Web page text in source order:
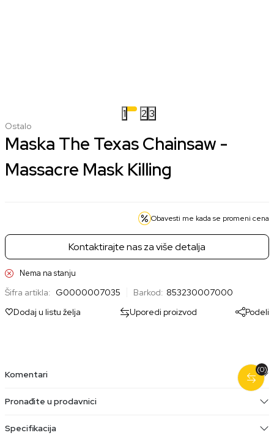
1 2 3
Ostalo
Maska The Texas Chainsaw -
Massacre Mask Killing
Obavesti me kada se promeni cena
Kontaktirajte nas za više detalja
Nema na stanju
Šifra artikla: G0000007035 Barkod: 853230007000
Dodaj u listu želja
Uporedi proizvod Podeli
(0)
Komentari
Pronađite u prodavnici
Specifikacija